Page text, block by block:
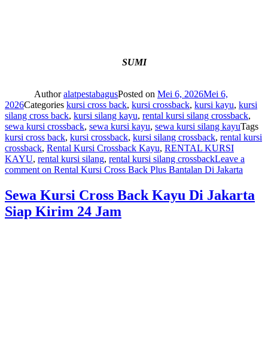
SUMI
AuthoralatpestabagusPosted on Mei 6, 2026Mei 6,
2026Categories kursi cross back, kursi crossback, kursi kayu, kursi
silang cross back, kursi silang kayu, rental kursi silang crossback,
sewa kursi crossback, sewa kursi kayu, sewa kursi silang kayuTags
kursi cross back, kursi crossback, kursi silang crossback, rental kursi
crossback, Rental Kursi Crossback Kayu, RENTAL KURSI
KAYU, rental kursi silang, rental kursi silang crossbackLeave a
commenton Rental Kursi Cross Back Plus Bantalan Di Jakarta
Sewa Kursi Cross Back Kayu Di Jakarta
Siap Kirim 24 Jam